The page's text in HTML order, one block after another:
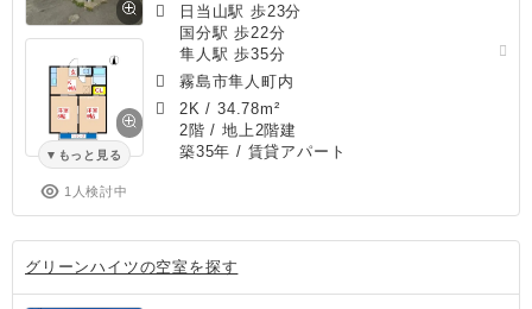
もっと見る
1人検討中
日当山駅 歩23分
国分駅 歩22分
隼人駅 歩35分
霧島市隼人町内
2K /34.78m²
2階 / 地上2階建
築35年 / 賃貸アパート
グリーンハイツの空室を探す